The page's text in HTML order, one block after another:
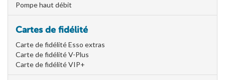
Pompe haut débit
Cartes de fidélité
Carte de fidélité Esso extras
Carte de fidélité V-Plus
Carte de fidélité VIP+